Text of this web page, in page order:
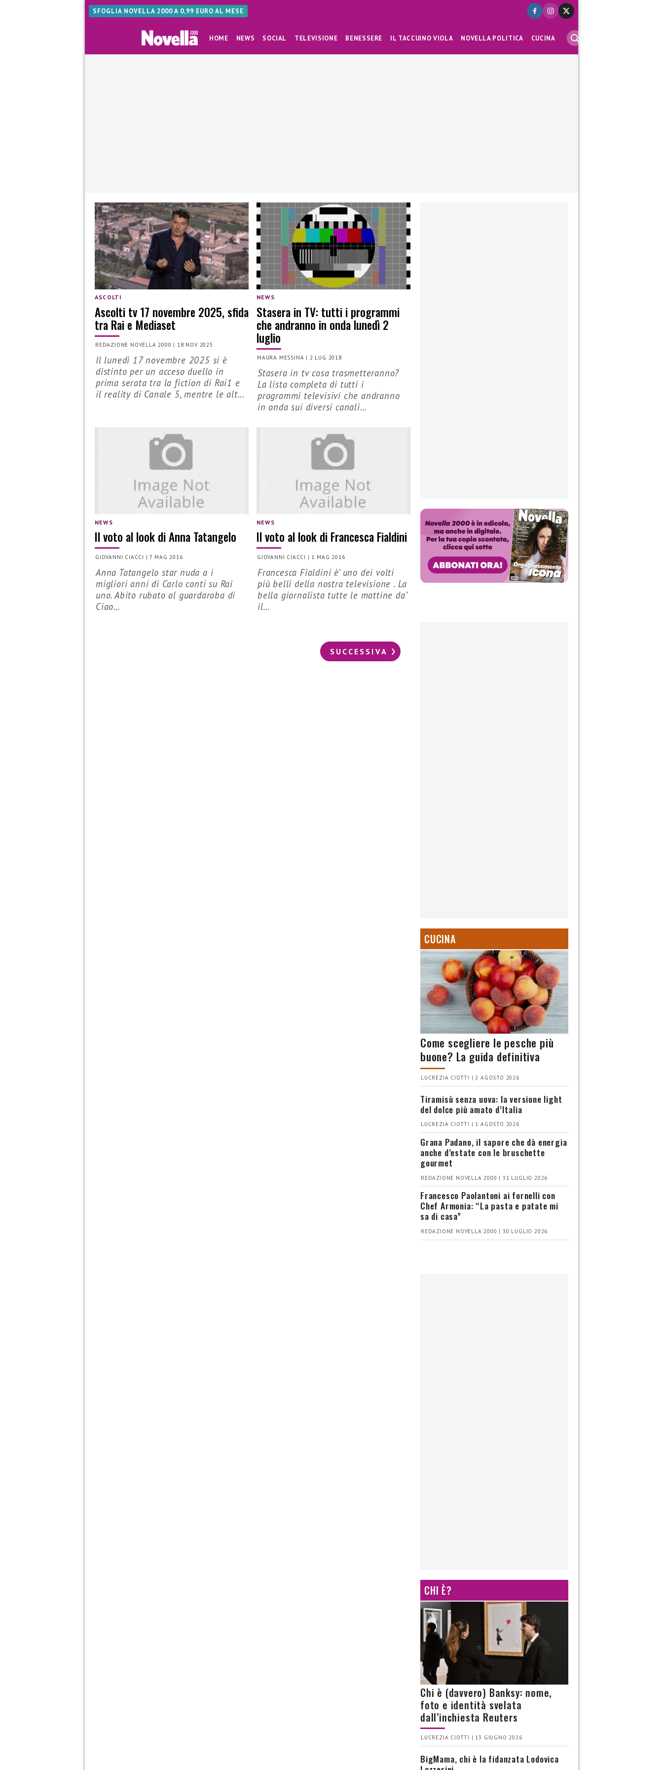
SFOGLIA NOVELLA 2000 A 0,99 EURO AL MESE
HOME NEWS SOCIAL TELEVISIONE BENESSERE IL TACCUINO VIOLA NOVELLA POLITICA CUCINA
ASCOLTI
Ascolti tv 17 novembre 2025, sfida
tra Rai e Mediaset
REDAZIONE NOVELLA 2000 | 18 NOV 2025
Il lunedì 17 novembre 2025 si è
distinto per un acceso duello in
prima serata tra la fiction di Rai1 e
il reality di Canale 5, mentre le alt...
NEWS
Stasera in TV: tutti i programmi
che andranno in onda lunedì 2
luglio
MAURA MESSINA | 2 LUG 2018
Stasera in tv cosa trasmetteranno?
La lista completa di tutti i
programmi televisivi che andranno
in onda sui diversi canali...
NEWS
Il voto al look di Anna Tatangelo
GIOVANNI CIACCI |7 MAG 2016
Anna Tatangelo star nuda a i
migliori anni di Carlo conti su Rai
uno. Abito rubato al guardaroba di
Ciao…
NEWS
Il voto al look di Francesca Fialdini
GIOVANNI CIACCI | 1 MAG 2016
Francesca Fialdini è’ uno dei volti
più belli della nostra televisione . La
bella giornalista tutte le mattine da’
il…
SUCCESSIVA
CUCINA
Come scegliere le pesche più
buone? La guida definitiva
LUCREZIA CIOTTI | 2 AGOSTO 2026
Tiramisù senza uova: la versione light
del dolce più amato d’Italia
LUCREZIA CIOTTI | 1 AGOSTO 2026
Grana Padano, il sapore che dà energia
anche d’estate con le bruschette
gourmet
REDAZIONE NOVELLA 2000 | 31 LUGLIO 2026
Francesco Paolantoni ai fornelli con
Chef Armonia: “La pasta e patate mi
sa di casa”
REDAZIONE NOVELLA 2000 | 30 LUGLIO 2026
CHI È?
Chi è (davvero) Banksy: nome,
foto e identità svelata
dall’inchiesta Reuters
LUCREZIA CIOTTI | 13 GIUGNO 2026
BigMama, chi è la fidanzata Lodovica